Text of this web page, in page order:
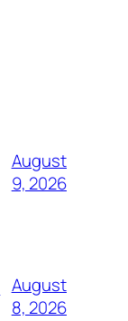
August
9, 2026
August
8, 2026